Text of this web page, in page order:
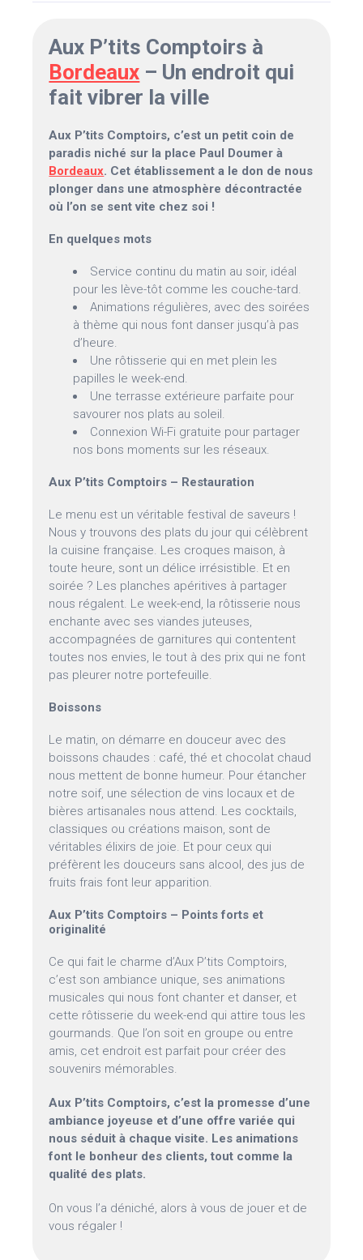
Aux P’tits Comptoirs à
Bordeaux – Un endroit qui
fait vibrer la ville
Aux P’tits Comptoirs, c’est un petit coin de
paradis niché sur la place Paul Doumer à
Bordeaux. Cet établissement a le don de nous
plonger dans une atmosphère décontractée
où l’on se sent vite chez soi !
En quelques mots
Service continu du matin au soir, idéal
pour les lève-tôt comme les couche-tard.
Animations régulières, avec des soirées
à thème qui nous font danser jusqu’à pas
d’heure.
Une rôtisserie qui en met plein les
papilles le week-end.
Une terrasse extérieure parfaite pour
savourer nos plats au soleil.
Connexion Wi-Fi gratuite pour partager
nos bons moments sur les réseaux.
Aux P’tits Comptoirs – Restauration
Le menu est un véritable festival de saveurs !
Nous y trouvons des plats du jour qui célèbrent
la cuisine française. Les croques maison, à
toute heure, sont un délice irrésistible. Et en
soirée ? Les planches apéritives à partager
nous régalent. Le week-end, la rôtisserie nous
enchante avec ses viandes juteuses,
accompagnées de garnitures qui contentent
toutes nos envies, le tout à des prix qui ne font
pas pleurer notre portefeuille.
Boissons
Le matin, on démarre en douceur avec des
boissons chaudes : café, thé et chocolat chaud
nous mettent de bonne humeur. Pour étancher
notre soif, une sélection de vins locaux et de
bières artisanales nous attend. Les cocktails,
classiques ou créations maison, sont de
véritables élixirs de joie. Et pour ceux qui
préfèrent les douceurs sans alcool, des jus de
fruits frais font leur apparition.
Aux P’tits Comptoirs – Points forts et
originalité
Ce qui fait le charme d’Aux P’tits Comptoirs,
c’est son ambiance unique, ses animations
musicales qui nous font chanter et danser, et
cette rôtisserie du week-end qui attire tous les
gourmands. Que l’on soit en groupe ou entre
amis, cet endroit est parfait pour créer des
souvenirs mémorables.
Aux P’tits Comptoirs, c’est la promesse d’une
ambiance joyeuse et d’une offre variée qui
nous séduit à chaque visite. Les animations
font le bonheur des clients, tout comme la
qualité des plats.
On vous l’a déniché, alors à vous de jouer et de
vous régaler !